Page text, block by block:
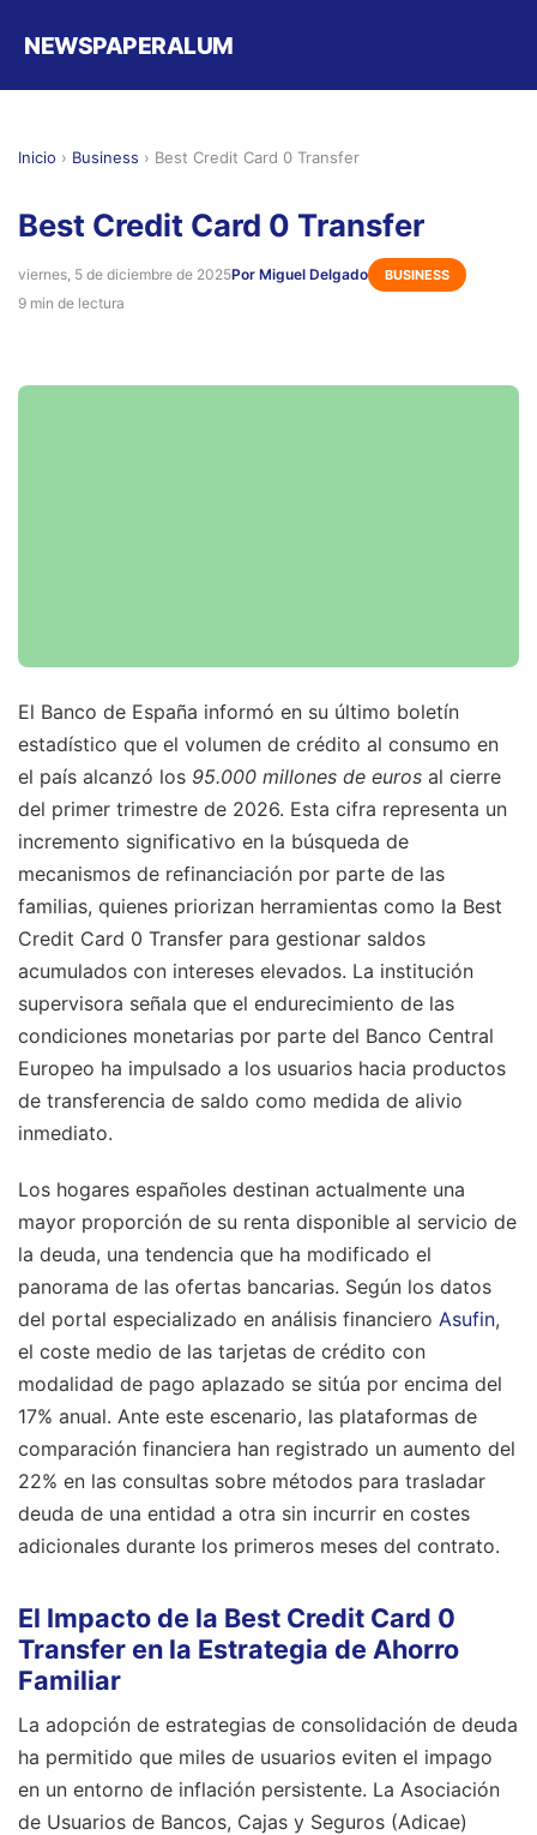
NEWSPAPERALUM
Inicio › Business › Best Credit Card 0 Transfer
Best Credit Card 0 Transfer
viernes, 5 de diciembre de 2025Por Miguel Delgado BUSINESS
9 min de lectura
El Banco de España informó en su último boletín
estadístico que el volumen de crédito al consumo en
el país alcanzó los 95.000 millones de euros al cierre
del primer trimestre de 2026. Esta cifra representa un
incremento significativo en la búsqueda de
mecanismos de refinanciación por parte de las
familias, quienes priorizan herramientas como la Best
Credit Card 0 Transfer para gestionar saldos
acumulados con intereses elevados. La institución
supervisora señala que el endurecimiento de las
condiciones monetarias por parte del Banco Central
Europeo ha impulsado a los usuarios hacia productos
de transferencia de saldo como medida de alivio
inmediato.
Los hogares españoles destinan actualmente una
mayor proporción de su renta disponible al servicio de
la deuda, una tendencia que ha modificado el
panorama de las ofertas bancarias. Según los datos
del portal especializado en análisis financiero Asufin,
el coste medio de las tarjetas de crédito con
modalidad de pago aplazado se sitúa por encima del
17% anual. Ante este escenario, las plataformas de
comparación financiera han registrado un aumento del
22% en las consultas sobre métodos para trasladar
deuda de una entidad a otra sin incurrir en costes
adicionales durante los primeros meses del contrato.
El Impacto de la Best Credit Card 0
Transfer en la Estrategia de Ahorro
Familiar
La adopción de estrategias de consolidación de deuda
ha permitido que miles de usuarios eviten el impago
en un entorno de inflación persistente. La Asociación
de Usuarios de Bancos, Cajas y Seguros (Adicae)